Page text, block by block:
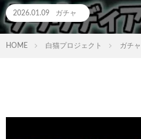
2026.01.09 ガチャ
HOME 白猫プロジェクト ガチャ